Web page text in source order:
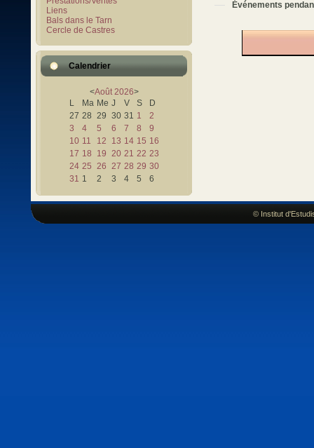
Liens
Bals dans le Tarn
Cercle de Castres
Calendrier
<Août 2026>
L
Ma Me J V S
D
27 28 29 30 31 1
2
3
4 5 6 7 8
9
10 11 12 13 14 15 16
17 18 19 20 21 22 23
24 25 26 27 28 29 30
31 1 2 3 4 5 6
Événements
© Institut